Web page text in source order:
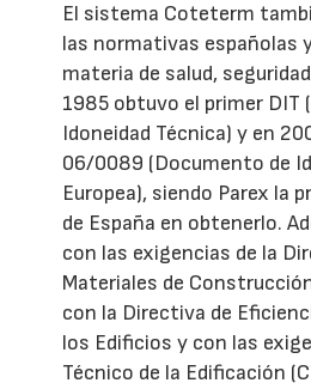
El sistema Coteterm
las normativas españolas
materia de salud,
1985 obtuvo el primer DIT
Idoneidad Técnica) y en
06/0089 (Documento de
Europea), siendo Parex la
de España en obtenerlo.
con las exigencias de la
Materiales de
con la Directiva de
los Edificios y con las
Técnico de la Edificación